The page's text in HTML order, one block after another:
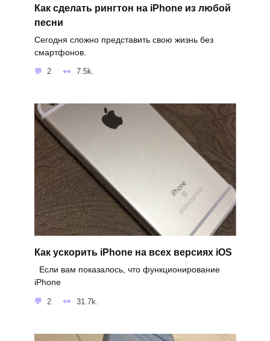
Как сделать рингтон на iPhone из любой
песни
Сегодня сложно представить свою жизнь без
смартфонов.
2 7.5k.
Как ускорить iPhone на всех версиях iOS
Если вам показалось, что функционирование
iPhone
2 31.7k.